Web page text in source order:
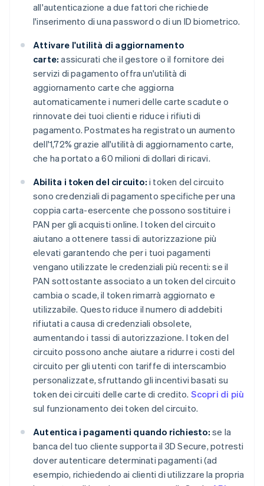
all'autenticazione a due fattori che richiede
l'inserimento di una password o di un ID biometrico.
Attivare l'utilità di aggiornamento
carte: assicurati che il gestore o il fornitore dei
servizi di pagamento offra un'utilità di
aggiornamento carte che aggiorna
automaticamente i numeri delle carte scadute o
rinnovate dei tuoi clienti e riduce i rifiuti di
pagamento. Postmates ha registrato un aumento
dell'1,72% grazie all'utilità di aggiornamento carte,
che ha portato a 60 milioni di dollari di ricavi.
Abilita i token del circuito: i token del circuito
sono credenziali di pagamento specifiche per una
coppia carta-esercente che possono sostituire i
PAN per gli acquisti online. I token del circuito
aiutano a ottenere tassi di autorizzazione più
elevati garantendo che per i tuoi pagamenti
vengano utilizzate le credenziali più recenti: se il
PAN sottostante associato a un token del circuito
cambia o scade, il token rimarrà aggiornato e
utilizzabile. Questo riduce il numero di addebiti
rifiutati a causa di credenziali obsolete,
aumentando i tassi di autorizzazione. I token del
circuito possono anche aiutare a ridurre i costi del
circuito per gli utenti con tariffe di interscambio
personalizzate, sfruttando gli incentivi basati su
token dei circuiti delle carte di credito. Scopri di più
sul funzionamento dei token del circuito.
Autentica i pagamenti quando richiesto: se la
banca del tuo cliente supporta il 3D Secure, potresti
dover autenticare determinati pagamenti (ad
esempio, richiedendo ai clienti di utilizzare la propria